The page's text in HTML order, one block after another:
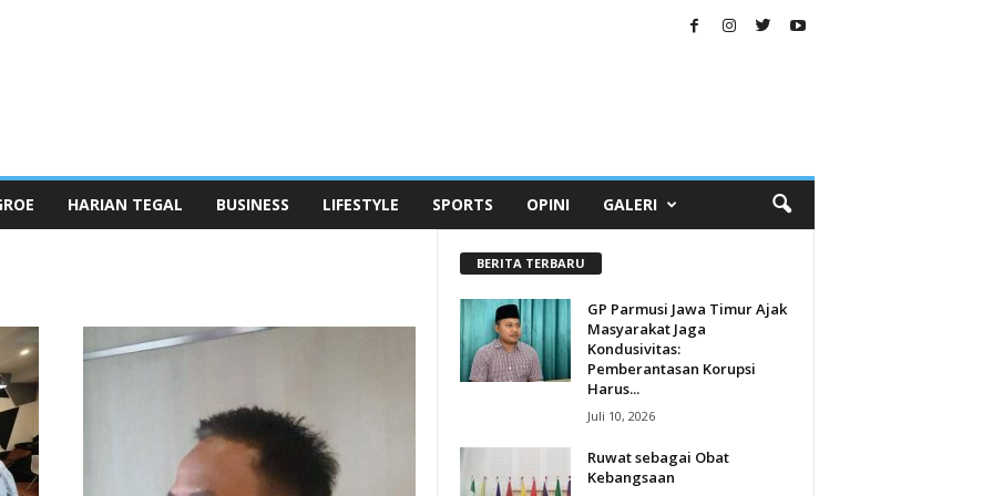
HARIAN TEGAL BUSINESS LIFESTYLE SPORTS OPINI GALERI
BERITA TERBARU
GP Parmusi Jawa Timur Ajak
Masyarakat Jaga
Kondusivitas:
Pemberantasan Korupsi
Harus...
Juli 10, 2026
Ruwat sebagai Obat
Kebangsaan